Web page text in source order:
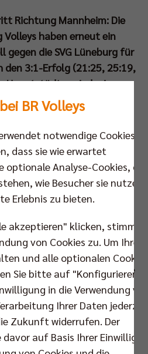
Richtung Mannheim: Die
Volleys haben erneut ein
gegen die SVG Lüneburg für
den 3:1-Erfolg (21:25, 25:19,
Hauptstädter wieder im
Schlagabtausch mit den
Zuschauer in die Max-
direkt Vorfreude auf
beider Teams am 07. Dez.
Einzug in die nächste
bei dem MVP Moritz
sowie starken
ablieferte. Dazu hatte
richtigen Kniffe für einen
der Tasche.
die BR Volleys die
Joel Banks vertraute
Nehemiah Mote aufgrund
Nach seiner guten
hatte damit Matthew
in der „Starting Six“
BR Volleys
notwendige Cookies,
dass sie wie erwartet
Analyse-Cookies, die
wie Besucher sie nutzen,
Erlebnis zu bieten.
akzeptieren" klicken, stimmen
von Cookies zu. Um Ihre
und alle optionalen Cookies
Sie bitte auf "Konfigurieren".
in die Verwendung
Ihrer Daten
Zukunft widerrufen. Der
auf Basis Ihrer